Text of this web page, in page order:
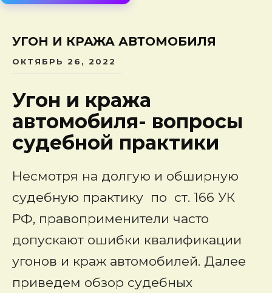
УГОН И КРАЖА АВТОМОБИЛЯ
ОКТЯБРЬ 26, 2022
Угон и кража
автомобиля- вопросы
судебной практики
Несмотря на долгую и обширную
судебную практику по ст. 166 УК
РФ, правоприменители часто
допускают ошибки квалификации
угонов и краж автомобилей. Далее
приведем обзор судебных